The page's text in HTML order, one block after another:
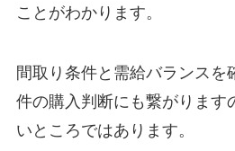
ことがわかります。
間取り条件と需給バランスを
件の購入判断にも繋がります
いところではあります。